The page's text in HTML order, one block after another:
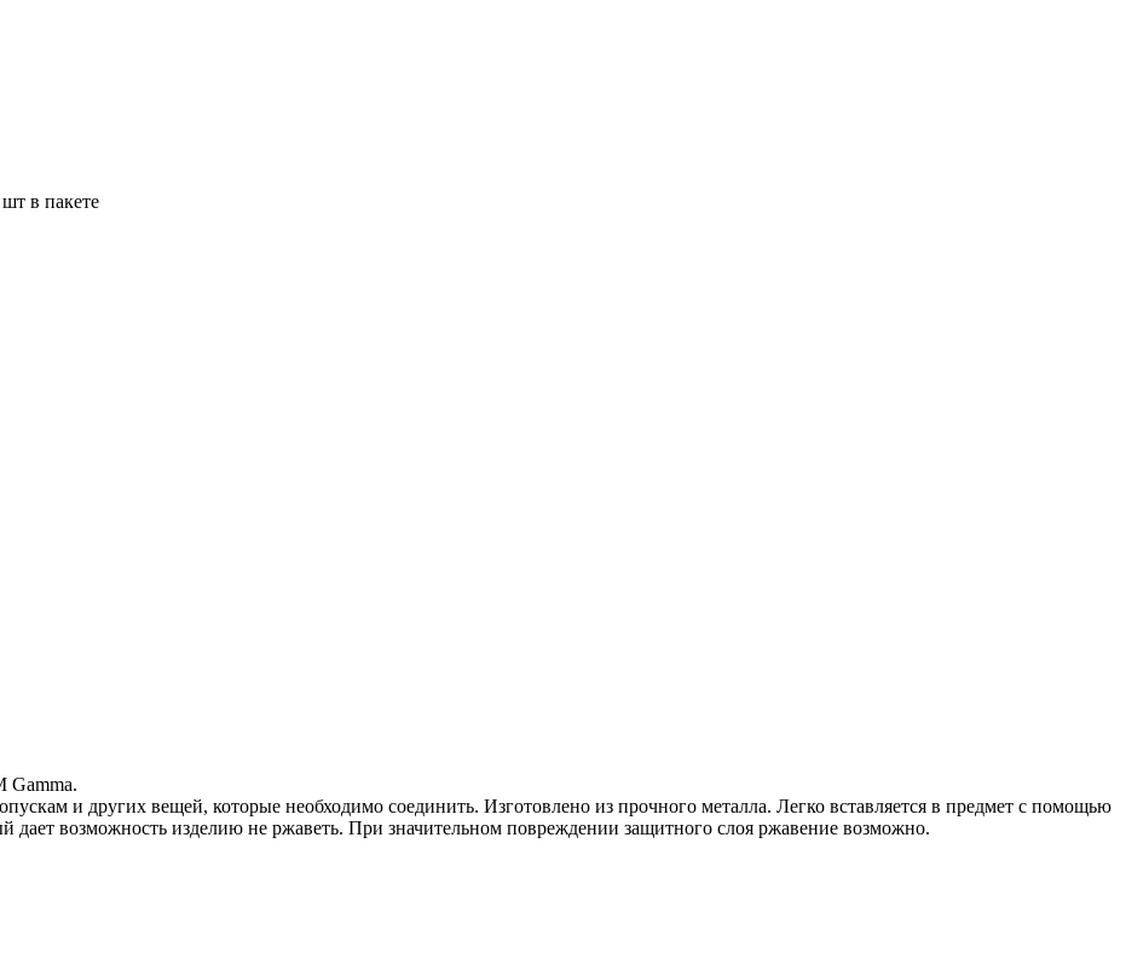
в пакете
Gamma.
и других вещей, которые необходимо соединить. Изготовлено из прочного металла. Легко вставляется в предмет с помощью
возможность изделию не ржаветь. При значительном повреждении защитного слоя ржавение возможно.